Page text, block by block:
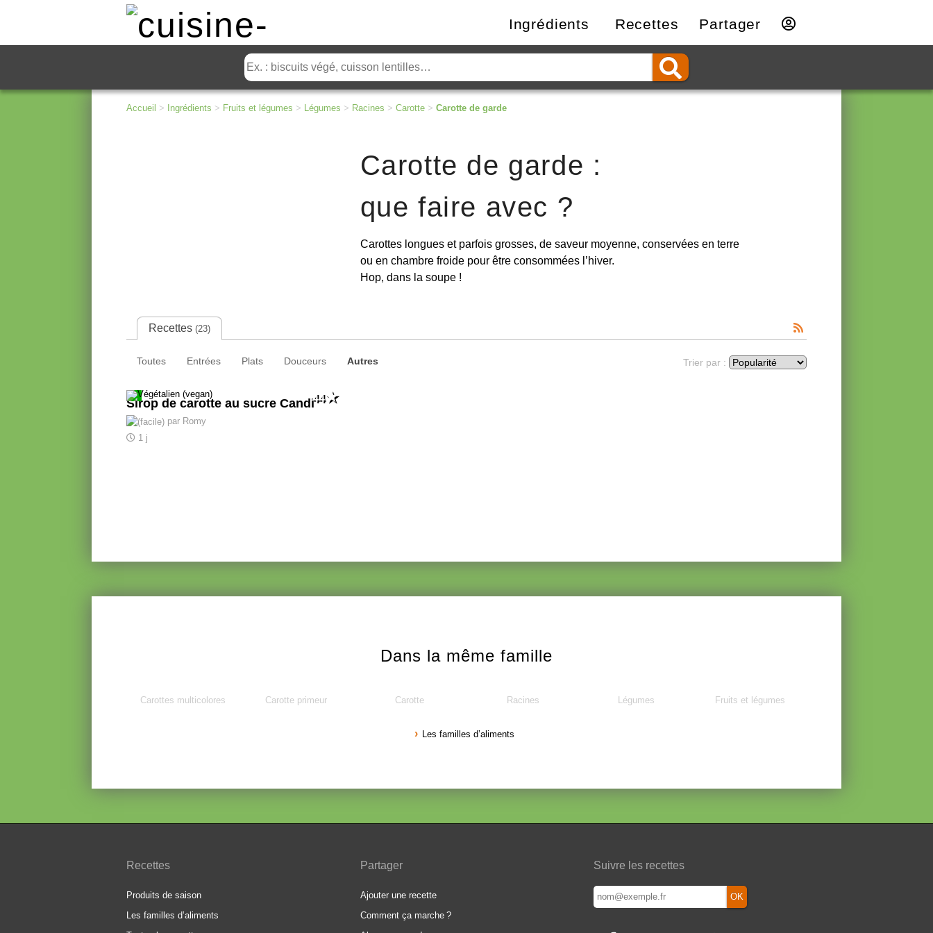
Ingrédients Recettes Partager
Accueil > Ingrédients > Fruits et légumes > Légumes > Racines > Carotte > Carotte de garde
Carotte de garde :
que faire avec ?
Carottes longues et parfois grosses, de saveur moyenne, conservées en terre
ou en chambre froide pour être consommées l’hiver.
Hop, dans la soupe !
Recettes (23)
Toutes Entrées Plats Douceurs Autres Trier par :
Sirop de carotte au sucre Candi
par Romy
1 j
44
Dans la même famille
Carottes multicolores Carotte primeur Carotte Racines Légumes Fruits et légumes
Les familles d’aliments
Recettes
Produits de saison
Les familles d’aliments
Partager
Ajouter une recette
Comment ça marche ?
Suivre les recettes
OK